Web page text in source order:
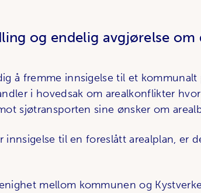
og endelig avgjørelse om
å fremme innsigelse til et kommunalt
i hovedsak om arealkonflikter
sjøtransporten sine ønsker om
innsigelse til en foreslått arealplan, er
mellom kommunen og